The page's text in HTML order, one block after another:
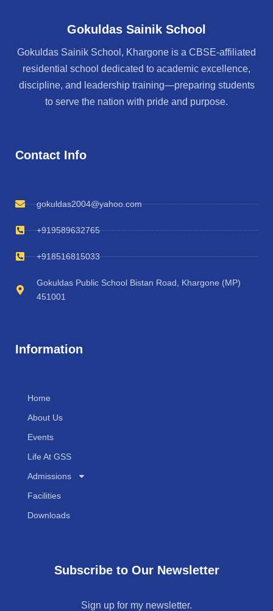
Gokuldas Sainik School
Gokuldas Sainik School, Khargone is a CBSE-affiliated
residential school dedicated to academic excellence,
discipline, and leadership training—preparing students
to serve the nation with pride and purpose.
Contact Info
gokuldas2004@yahoo.com
+919589632765
+918516815033
Gokuldas Public School Bistan Road, Khargone (MP)
451001
Information
Home
About Us
Events
Life At GSS
Admissions
Facilities
Downloads
Subscribe to Our Newsletter
Sign up for my newsletter.